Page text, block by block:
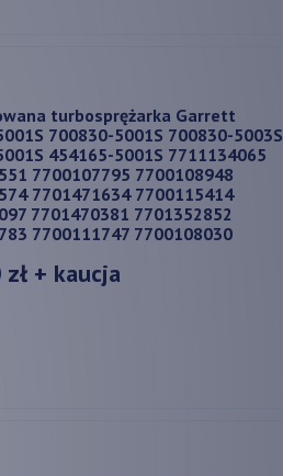
turbosprężarka Garrett
700830-5001S 700830-5003S
454165-5001S 7711134065
7700107795 7700108948
7701471634 7700115414
7701470381 7701352852
7700111747 7700108030
+ kaucja